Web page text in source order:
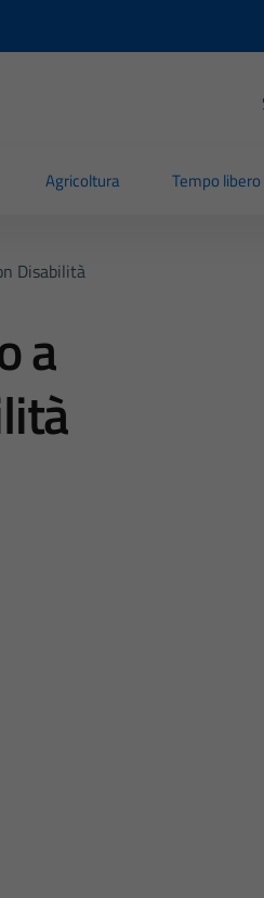
Agricoltura Tempo libero
Disabilità
a